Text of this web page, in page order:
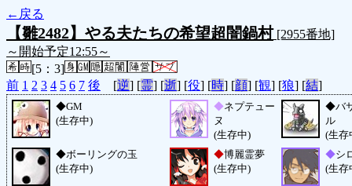
←戻る
【雛2482】やる夫たちの希望超闇鍋村[2955番地]
～開始予定12:55～
[5：3]
前 1 2 3 4 5 6 7 後 [逆] [霊] [逝] [役] [時] [顔] [観] [狼] [結]
◆GM
(生存中)
◆ネプテュー
ヌ
(生存中)
◆バ
ル
(生存
◆ボーリングの玉
(生存中)
◆博麗霊夢
(生存中)
◆シ
(生存